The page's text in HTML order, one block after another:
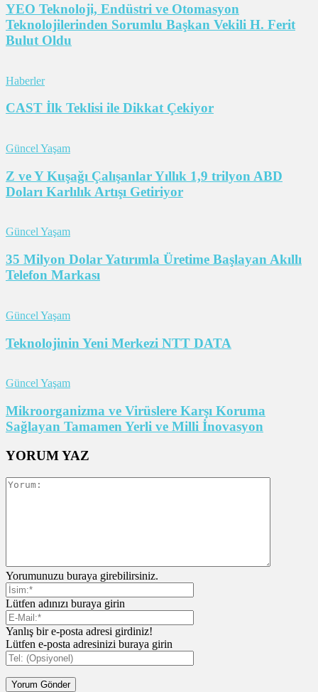
YEO Teknoloji, Endüstri ve Otomasyon
Teknolojilerinden Sorumlu Başkan Vekili H. Ferit
Bulut Oldu
Haberler
CAST İlk Teklisi ile Dikkat Çekiyor
Güncel Yaşam
Z ve Y Kuşağı Çalışanlar Yıllık 1,9 trilyon ABD
Doları Karlılık Artışı Getiriyor
Güncel Yaşam
35 Milyon Dolar Yatırımla Üretime Başlayan Akıllı
Telefon Markası
Güncel Yaşam
Teknolojinin Yeni Merkezi NTT DATA
Güncel Yaşam
Mikroorganizma ve Virüslere Karşı Koruma
Sağlayan Tamamen Yerli ve Milli İnovasyon
YORUM YAZ
Yorumunuzu buraya girebilirsiniz.
Lütfen adınızı buraya girin
Yanlış bir e-posta adresi girdiniz!
Lütfen e-posta adresinizi buraya girin